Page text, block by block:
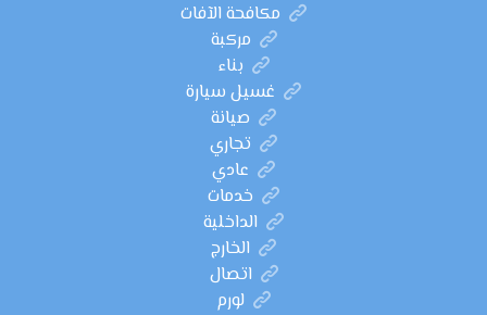
مكافحة الآفات
مركبة
بناء
غسيل سيارة
صيانة
تجاري
عادي
خدمات
الداخلية
الخارج
اتصال
لورم